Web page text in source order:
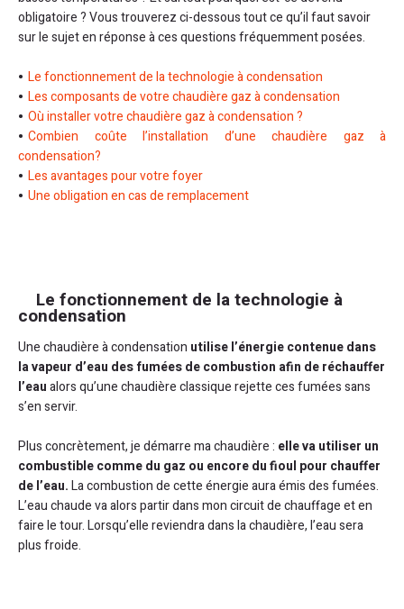
obligatoire ? Vous trouverez ci-dessous tout ce qu’il faut savoir
sur le sujet en réponse à ces questions fréquemment posées.
Le fonctionnement de la technologie à condensation
Les composants de votre chaudière gaz à condensation
Où installer votre chaudière gaz à condensation ?
Combien coûte l’installation d’une chaudière gaz à
condensation?
Les avantages pour votre foyer
Une obligation en cas de remplacement
Le fonctionnement de la technologie à
condensation
Une chaudière à condensation utilise l’énergie contenue dans
la vapeur d’eau des fumées de combustion afin de réchauffer
l’eaualors qu’une chaudière classique rejette ces fumées sans
s’en servir.
Plus concrètement, je démarre ma chaudière : elle va utiliser un
combustible comme du gaz ou encore du fioul pour chauffer
de l’eau.La combustion de cette énergie aura émis des fumées.
L’eau chaude va alors partir dans mon circuit de chauffage et en
faire le tour. Lorsqu’elle reviendra dans la chaudière, l’eau sera
plus froide.